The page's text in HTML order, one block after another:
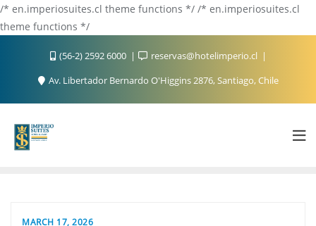
/* en.imperiosuites.cl theme functions */ /* en.imperiosuites.cl
theme functions */
(56-2) 2592 6000
reservas@hotelimperio.cl
Av. Libertador Bernardo O'Higgins 2876, Santiago, Chile
MARCH 17, 2026